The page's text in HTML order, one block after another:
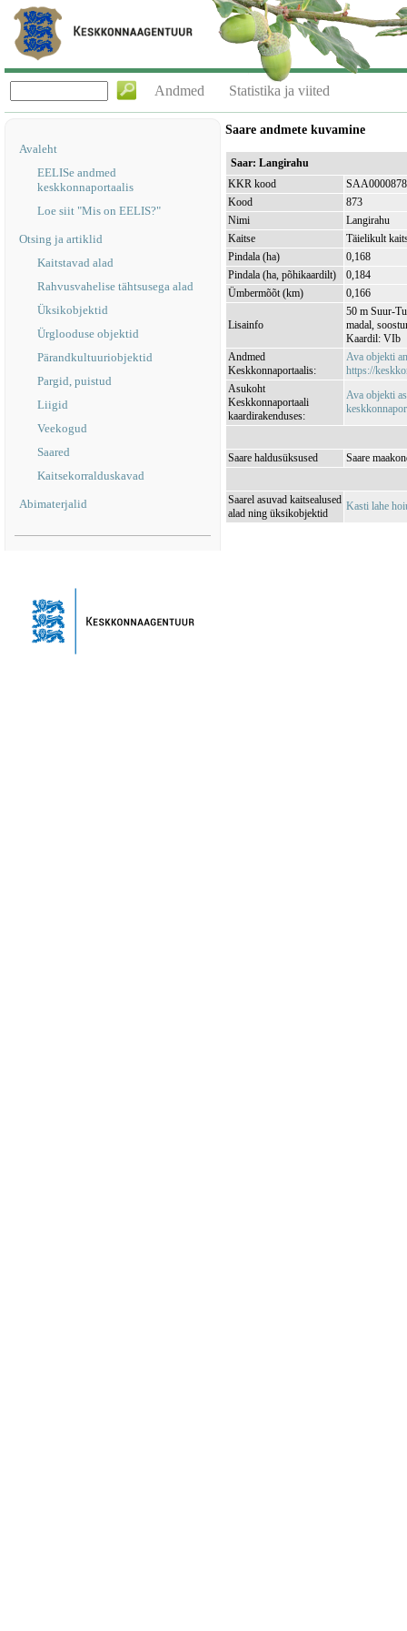
Andmed Statistika ja viited
Avaleht
EELISe andmed
keskkonnaportaalis
Loe siit "Mis on EELIS?"
Otsing ja artiklid
Kaitstavad alad
Rahvusvahelise tähtsusega alad
Üksikobjektid
Ürglooduse objektid
Pärandkultuuriobjektid
Pargid, puistud
Liigid
Veekogud
Saared
Kaitsekorralduskavad
Abimaterjalid
Saare andmete kuvamine
Saar: Langirahu
KKR kood
SAA0000878
Kood
873
Nimi
Langirahu
Kaitse
Täielikult
Pindala (ha)
0,168
Pindala (ha, põhikaardilt)
0,184
Ümbermõõt (km)
0,166
Lisainfo
50 m Suur-
madal,
Kaardil: VIb
Andmed
Keskkonnaportaalis:
Ava objekti
https://
Asukoht
Keskkonnaportaali
kaardirakenduses:
Ava objekti
Saare haldusüksused Saare
Saarel asuvad kaitsealused
alad ning üksikobjektid
Kasti lahe